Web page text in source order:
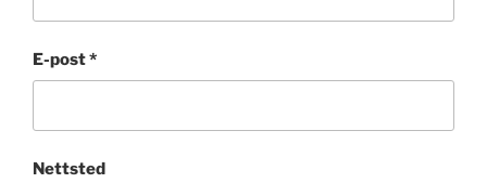
E-post*
Nettsted